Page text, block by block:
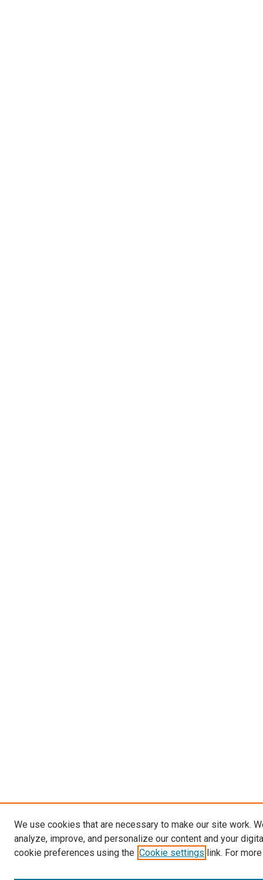
We use cookies that are necessary to make our site work.
analyze, improve, and personalize our content and your
cookie preferences using the Cookie settings link. For